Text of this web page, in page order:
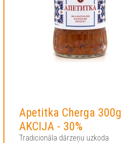
Apetitka Cherga 300g
AKCIJA - 30%
Tradicionāla dārzeņu uzkoda